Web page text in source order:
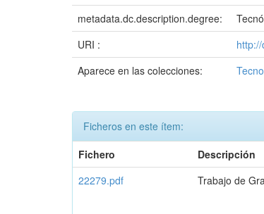
metadata.dc.description.degree:
URI :
Aparece en las colecciones:
Ficheros en este ítem:
Fichero
Descripción
22279.pdf
Trabajo de